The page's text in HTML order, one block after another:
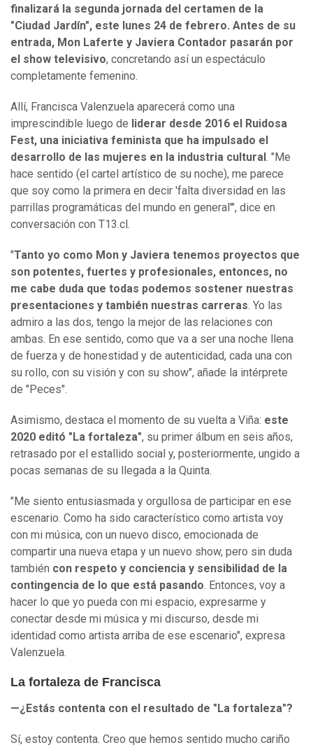
finalizará la segunda jornada del certamen de la
"Ciudad Jardín", este lunes 24 de febrero. Antes de su
entrada, Mon Laferte y Javiera Contador pasarán por
el show televisivo, concretando así un espectáculo
completamente femenino.
Allí, Francisca Valenzuela aparecerá como una
imprescindible luego de liderar desde 2016 el Ruidosa
Fest, una iniciativa feminista que ha impulsado el
desarrollo de las mujeres en la industria cultural . "Me
hace sentido (el cartel artístico de su noche), me parece
que soy como la primera en decir 'falta diversidad en las
parrillas programáticas del mundo en general'", dice en
conversación con T13.cl.
"Tanto yo como Mon y Javiera tenemos proyectos que
son potentes, fuertes y profesionales, entonces, no
me cabe duda que todas podemos sostener nuestras
presentaciones y también nuestras carreras. Yo las
admiro a las dos, tengo la mejor de las relaciones con
ambas. En ese sentido, como que va a ser una noche llena
de fuerza y de honestidad y de autenticidad, cada una con
su rollo, con su visión y con su show", añade la intérprete
de "Peces".
Asimismo, destaca el momento de su vuelta a Viña: este
2020 editó "La fortaleza", su primer álbum en seis años,
retrasado por el estallido social y, posteriormente, ungido a
pocas semanas de su llegada a la Quinta.
"Me siento entusiasmada y orgullosa de participar en ese
escenario. Como ha sido característico como artista voy
con mi música, con un nuevo disco, emocionada de
compartir una nueva etapa y un nuevo show, pero sin duda
también con respeto y conciencia y sensibilidad de la
contingencia de lo que está pasando. Entonces, voy a
hacer lo que yo pueda con mi espacio, expresarme y
conectar desde mi música y mi discurso, desde mi
identidad como artista arriba de ese escenario", expresa
Valenzuela.
La fortaleza de Francisca
—¿Estás contenta con el resultado de "La fortaleza"?
Sí, estoy contenta. Creo que hemos sentido mucho cariño